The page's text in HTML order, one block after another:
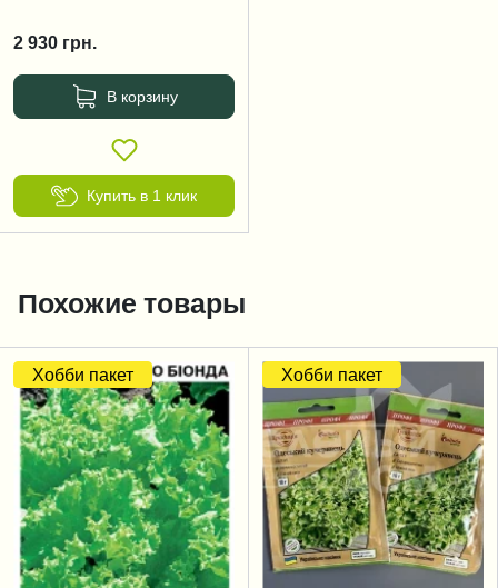
2 930 грн.
В корзину
Купить в 1 клик
Похожие товары
Хобби пакет Хобби пакет